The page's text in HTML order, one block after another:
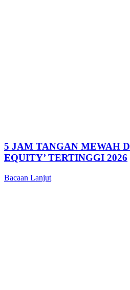
5 JAM TANGAN MEWAH
EQUITY’ TERTINGGI 2026
Bacaan Lanjut